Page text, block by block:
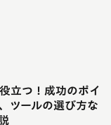
立つ！成功のポイ
ツールの選び方な